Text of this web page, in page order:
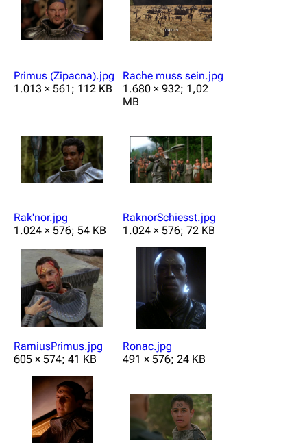
Primus (Zipacna).jpg
1.013 × 561; 112 KB
Rache muss sein.jpg
1.680 × 932; 1,02
MB
Rak'nor.jpg
1.024 × 576; 54 KB
RaknorSchiesst.jpg
1.024 × 576; 72 KB
RamiusPrimus.jpg
605 × 574; 41 KB
Ronac.jpg
491 × 576; 24 KB